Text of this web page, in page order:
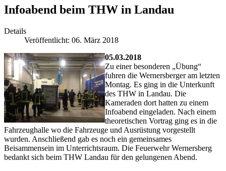
Infoabend beim THW in Landau
Details
Veröffentlicht: 06. März 2018
05.03.2018
Zu einer besonderen „Übung“
fuhren die Wernersberger am letzten
Montag. Es ging in die Unterkunft
des THW in Landau. Die
Kameraden dort hatten zu einem
Infoabend eingeladen. Nach einem
theoretischen Vortrag ging es in die
Fahrzeughalle wo die Fahrzeuge und Ausrüstung vorgestellt
wurden. Anschließend gab es noch ein gemeinsames
Beisammensein im Unterrichtsraum. Die Feuerwehr Wernersberg
bedankt sich beim THW Landau für den gelungenen Abend.